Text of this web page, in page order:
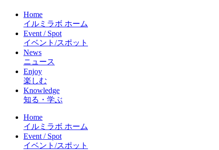
Home
イルミラボ ホーム
Event / Spot
イベント/スポット
News
ニュース
Enjoy
楽しむ
Knowledge
知る・学ぶ
Home
イルミラボ ホーム
Event / Spot
イベント/スポット